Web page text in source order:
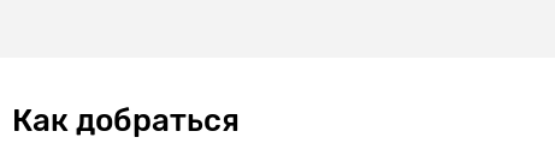
Как добраться